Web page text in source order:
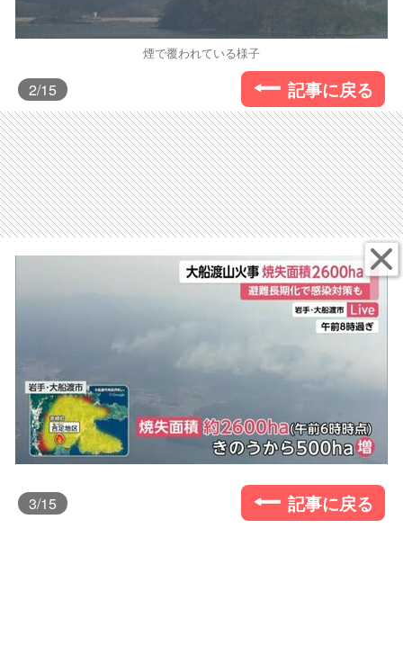
煙で覆われている様子
2/15 記事に戻る
3/15 記事に戻る